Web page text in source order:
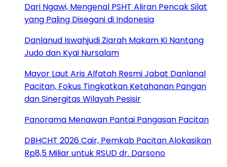
Dari Ngawi, Mengenal PSHT Aliran Pencak Silat
yang Paling Disegani di Indonesia
Danlanud Iswahjudi Ziarah Makam Ki Nantang
Judo dan Kyai Nursalam
Mayor Laut Aris Alfatah Resmi Jabat Danlanal
Pacitan, Fokus Tingkatkan Ketahanan Pangan
dan Sinergitas Wilayah Pesisir
Panorama Menawan Pantai Pangasan Pacitan
DBHCHT 2026 Cair, Pemkab Pacitan Alokasikan
Rp8,5 Miliar untuk RSUD dr. Darsono